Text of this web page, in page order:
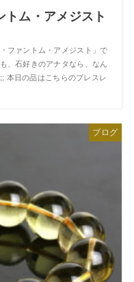
ム・アメジスト
ファントム・アメジスト」で
、石好きのアナタなら、なん
本日の品はこちらのブレスレ
ブログ